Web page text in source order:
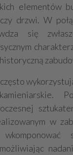
elementów
drzwi. W
się
w